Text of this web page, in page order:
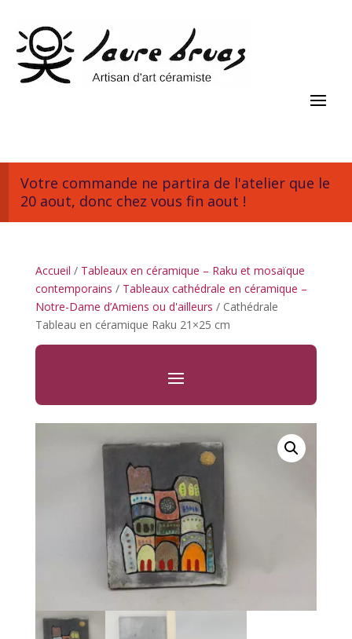
Votre commande ne partira de l'atelier que le
20 aout, donc chez vous fin aout !
Accueil / Tableaux en céramique – Raku et mosaïque
contemporains / Tableaux cathédrale en céramique –
Notre-Dame d’Amiens ou d'ailleurs / Cathédrale
Tableau en céramique Raku 21×25 cm